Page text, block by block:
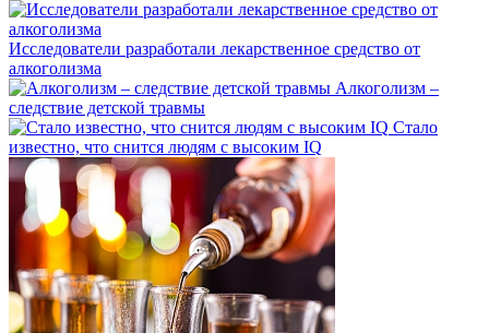
Исследователи разработали лекарственное средство от
алкоголизма
Алкоголизм –
следствие детской травмы
Стало
известно, что снится людям с высоким IQ